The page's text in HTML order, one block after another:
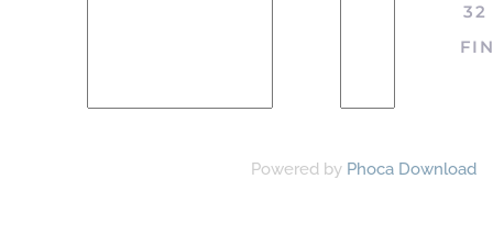
32
Powered by Phoca Download